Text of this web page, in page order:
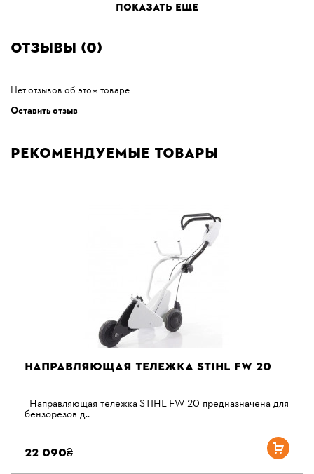
ПОКАЗАТЬ ЕЩЕ
Отзывы (0)
Нет отзывов об этом товаре.
Оставить отзыв
Рекомендуемые товары
НАПРАВЛЯЮЩАЯ ТЕЛЕЖКА STIHL FW 20
Направляющая тележка STIHL FW 20 предназначена для
бензорезов д..
22 090₴